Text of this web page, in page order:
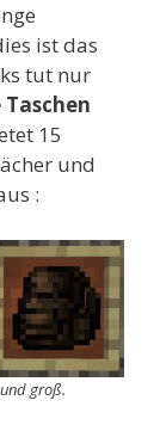
ist das
tut nur
15
und
:
groß.